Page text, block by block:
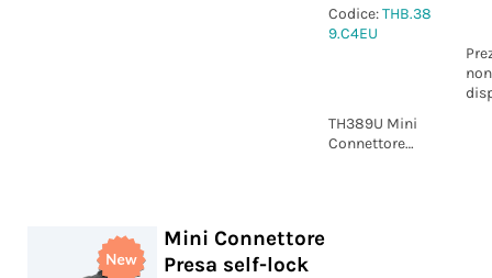
Codice:THB.38
9.C4EU
non
TH389U Mini
Connettore
Mini Connettore
Presa self-lock